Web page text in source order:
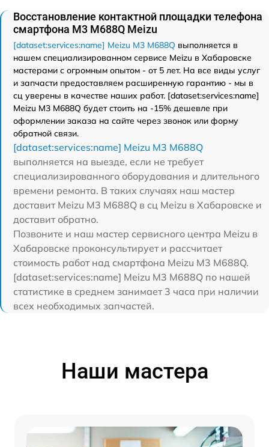
Восстановление контактной площадки телефона
смартфона M3 M688Q Meizu
[dataset:services:name] Meizu M3 M688Q выполняется в
нашем специализированном сервисе Meizu в Хабаровске
мастерами с огромным опытом - от 5 лет. На все виды услуг
и запчасти предоставляем расширенную гарантию - мы в
сц уверены в качестве наших работ. [dataset:services:name]
Meizu M3 M688Q будет стоить на -15% дешевле при
оформлении заказа на сайте через звонок или форму
обратной связи.
[dataset:services:name] Meizu M3 M688Q
выполняется на выезде, если не требует
специализированного оборудования и длительного
времени ремонта. В таких случаях наш мастер
доставит Meizu M3 M688Q в сц Meizu в Хабаровске и
доставит обратно.
Позвоните и наш мастер сервисного центра Meizu в
Хабаровске проконсультирует и рассчитает
стоимость работ над смартфона Meizu M3 M688Q.
[dataset:services:name] Meizu M3 M688Q по нашей
статистике в среднем занимает 3 часа при наличии
всех необходимых запчастей.
Наши мастера